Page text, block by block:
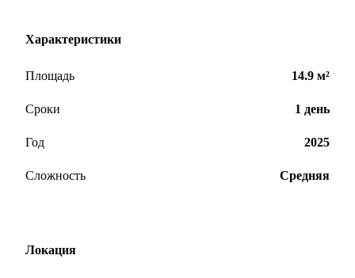
Характеристики
Площадь 14.9 м²
Сроки 1 день
Год 2025
Сложность Средняя
Локация